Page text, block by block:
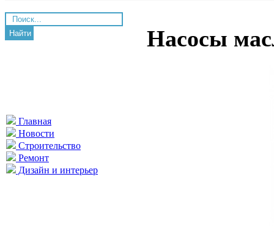
Найти
Главная
Новости
Строительство
Ремонт
Дизайн и интерьер
Насосы